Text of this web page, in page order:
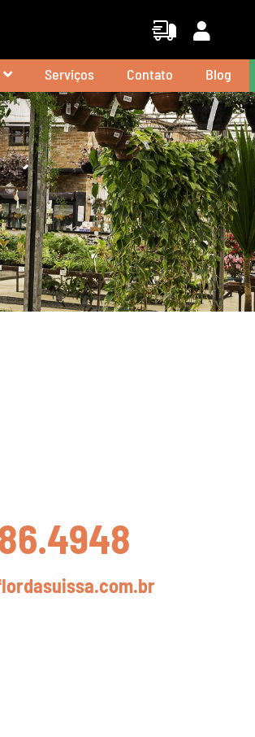
Formas de Entrega
Minha Conta
Serviços Contato Blog